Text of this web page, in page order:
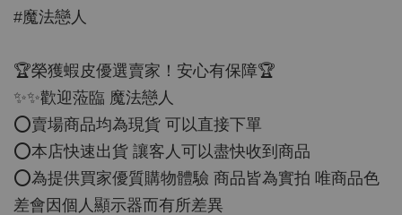
#魔法戀人
🏆榮獲蝦皮優選賣家！安心有保障🏆
✨✨歡迎蒞臨 魔法戀人
⭕️賣場商品均為現貨 可以直接下單
⭕️本店快速出貨 讓客人可以盡快收到商品
⭕️為提供買家優質購物體驗 商品皆為實拍 唯商品色
差會因個人顯示器而有所差異